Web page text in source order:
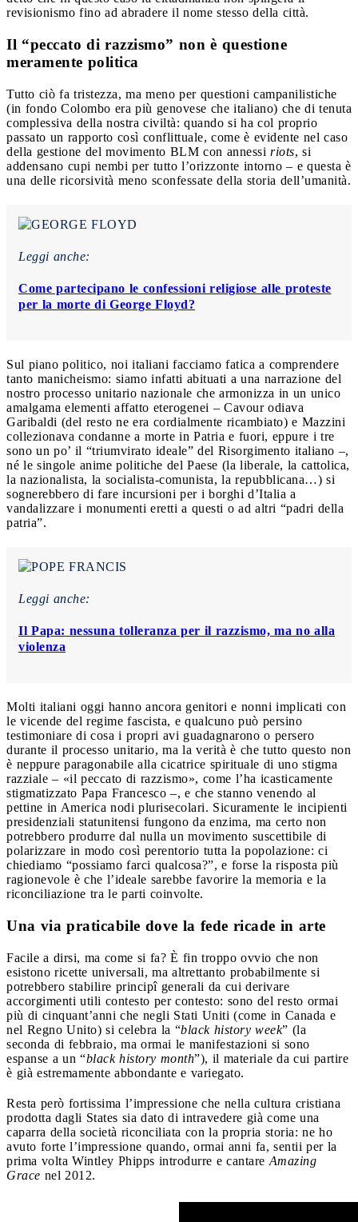
revisionismo fino ad abradere il nome stesso della città.
Il “peccato di razzismo” non è questione
meramente politica
Tutto ciò fa tristezza, ma meno per questioni campanilistiche
(in fondo Colombo era più genovese che italiano) che di tenuta
complessiva della nostra civiltà: quando si ha col proprio
passato un rapporto così conflittuale, come è evidente nel caso
della gestione del movimento BLM con annessi riots, si
addensano cupi nembi per tutto l’orizzonte intorno – e questa è
una delle ricorsività meno sconfessate della storia dell’umanità.
Leggi anche:
Come partecipano le confessioni religiose alle proteste
per la morte di George Floyd?
Sul piano politico, noi italiani facciamo fatica a comprendere
tanto manicheismo: siamo infatti abituati a una narrazione del
nostro processo unitario nazionale che armonizza in un unico
amalgama elementi affatto eterogenei – Cavour odiava
Garibaldi (del resto ne era cordialmente ricambiato) e Mazzini
collezionava condanne a morte in Patria e fuori, eppure i tre
sono un po’ il “triumvirato ideale” del Risorgimento italiano –,
né le singole anime politiche del Paese (la liberale, la cattolica,
la nazionalista, la socialista-comunista, la repubblicana…) si
sognerebbero di fare incursioni per i borghi d’Italia a
vandalizzare i monumenti eretti a questi o ad altri “padri della
patria”.
Leggi anche:
Il Papa: nessuna tolleranza per il razzismo, ma no alla
violenza
Molti italiani oggi hanno ancora genitori e nonni implicati con
le vicende del regime fascista, e qualcuno può persino
testimoniare di cosa i propri avi guadagnarono o persero
durante il processo unitario, ma la verità è che tutto questo non
è neppure paragonabile alla cicatrice spirituale di uno stigma
razziale – «il peccato di razzismo», come l’ha icasticamente
stigmatizzato Papa Francesco –, e che stanno venendo al
pettine in America nodi plurisecolari. Sicuramente le incipienti
presidenziali statunitensi fungono da enzima, ma certo non
potrebbero produrre dal nulla un movimento suscettibile di
polarizzare in modo così perentorio tutta la popolazione: ci
chiediamo “possiamo farci qualcosa?”, e forse la risposta più
ragionevole è che l’ideale sarebbe favorire la memoria e la
riconciliazione tra le parti coinvolte.
Una via praticabile dove la fede ricade in arte
Facile a dirsi, ma come si fa? È fin troppo ovvio che non
esistono ricette universali, ma altrettanto probabilmente si
potrebbero stabilire principî generali da cui derivare
accorgimenti utili contesto per contesto: sono del resto ormai
più di cinquant’anni che negli Stati Uniti (come in Canada e
nel Regno Unito) si celebra la “black history week” (la
seconda di febbraio, ma ormai le manifestazioni si sono
espanse a un “black history month”), il materiale da cui partire
è già estremamente abbondante e variegato.
Resta però fortissima l’impressione che nella cultura cristiana
prodotta dagli States sia dato di intravedere già come una
caparra della società riconciliata con la propria storia: ne ho
avuto forte l’impressione quando, ormai anni fa, sentii per la
prima volta Wintley Phipps introdurre e cantare Amazing
Grace nel 2012.